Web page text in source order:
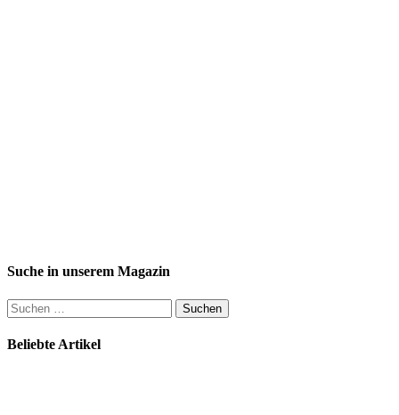
Suche in unserem Magazin
Suchen
nach:
Beliebte Artikel